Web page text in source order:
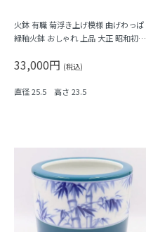
火鉢 有職 菊浮き上げ模様 曲げわっぱ
緑釉火鉢 おしゃれ 上品 大正 昭和初期
33,000円 (税込)
直径 25.5 高さ 23.5